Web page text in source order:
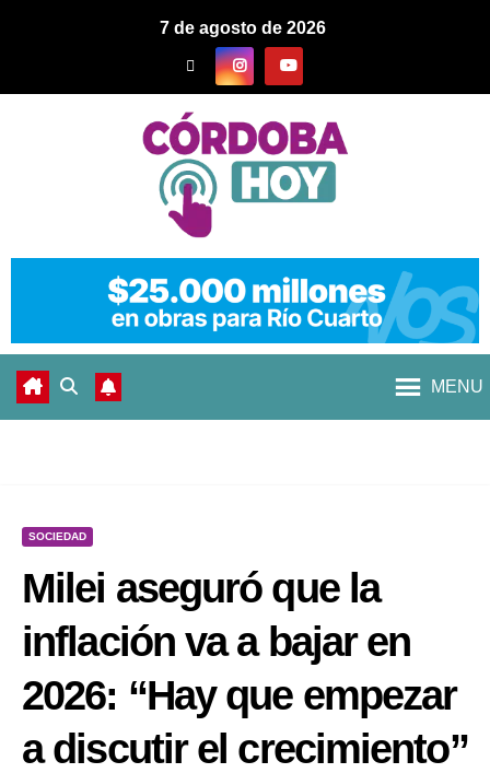
7 de agosto de 2026
MENU
SOCIEDAD
Milei aseguró que la
inflación va a bajar en
2026: “Hay que empezar
a discutir el crecimiento”